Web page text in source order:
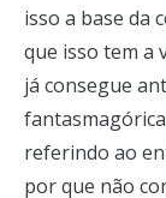
isso a base da
que isso tem a
já consegue
referindo ao
por que não